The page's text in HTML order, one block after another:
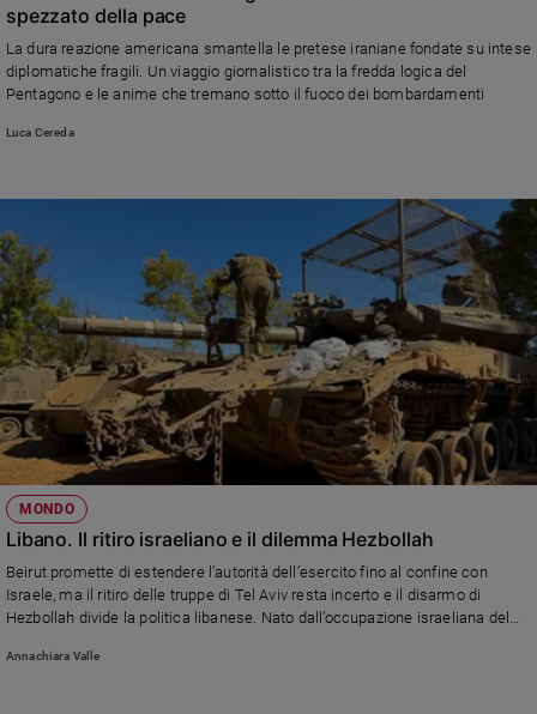
e
giovani
Adolescenza
Bioetica
Vai
Riflessioni
Foto
Video
Podcast
Privacy
Policy
Chi
siamo
spezzato della pace
La dura reazione americana smantella le pretese iraniane fondate su intese
diplomatiche fragili. Un viaggio giornalistico tra la fredda logica del
Pentagono e le anime che tremano sotto il fuoco dei bombardamenti
Luca Cereda
MONDO
Libano. Il ritiro israeliano e il dilemma Hezbollah
Beirut promette di estendere l’autorità dell’esercito fino al confine con
Israele, ma il ritiro delle truppe di Tel Aviv resta incerto e il disarmo di
Hezbollah divide la politica libanese. Nato dall’occupazione israeliana del
sostenuto dall’Iran, il movimento sciita resta oggi il principale ostacolo — e
Annachiara Valle